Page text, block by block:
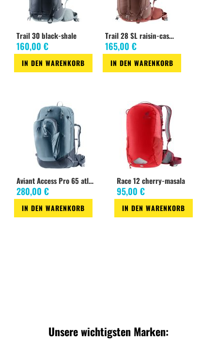
Gewicht: 1400 g + 60g Packsack
Maße: 230 / 80 / 80 (H x B x T) cm
Füllmaterial: HIGH-LOFT HOLLOWFIBRE
Innenmaterial: POPLIN PES CO
Außenmaterial: 50D PES RIPSTOP PONGEE, POPLIN PES CO
Länge: 230 cm
Schulterbreite: 80 cm
Körpergröße bis: 200 cm
Trail 30 black-shale
160,00 €
IN DEN WARENKORB
Trail 28 SL raisin-caspia
165,00 €
IN DEN WARENKORB
Aviant Access Pro 65 atlantic-ink
280,00 €
IN DEN WARENKORB
Race 12 cherry-masala
95,00 €
IN DEN WARENKORB
Unsere wichtigsten Marken: